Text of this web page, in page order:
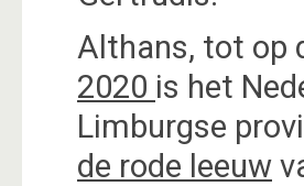
Althans, tot op
2020 is het
Limburgse
de rode leeuw